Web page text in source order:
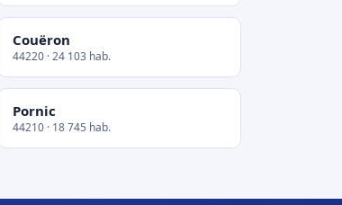
Couëron
44220 · 24 103 hab.
Pornic
44210 · 18 745 hab.